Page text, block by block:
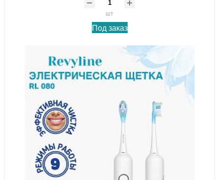
шт
Под заказ